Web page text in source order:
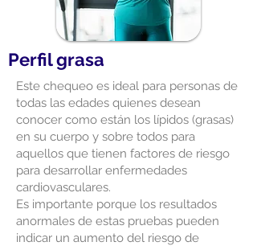
Perfil grasa
Este chequeo es ideal para personas de
todas las edades quienes desean
conocer como están los lípidos (grasas)
en su cuerpo y sobre todos para
aquellos que tienen factores de riesgo
para desarrollar enfermedades
cardiovasculares.
Es importante porque los resultados
anormales de estas pruebas pueden
indicar un aumento del riesgo de